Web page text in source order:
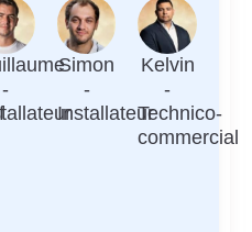
-
Simon
-
Installateur
Kelvin
-
Technico-
commercial